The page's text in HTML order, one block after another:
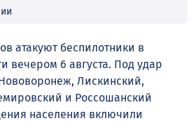
атакуют беспилотники в
вечером 6 августа. Под удар
Лискинский,
и Россошанский
населения включили